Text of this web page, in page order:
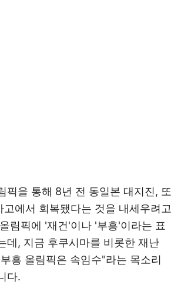
픽을 통해 8년 전 동일본 대지진, 또
고에서 회복됐다는 것을 내세우려고
림픽에 '재건'이나 '부흥'이라는 표
데, 지금 후쿠시마를 비롯한 재난
흥 올림픽은 속임수"라는 목소리
다.